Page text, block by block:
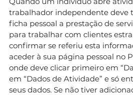
trabalhador independente deve
ficha pessoal a prestação de
para trabalhar com clientes
confirmar se referiu esta
aceder à sua página pessoal no
onde deve clicar primeiro em
em “Dados de Atividade” e só
seus dados. Se não tiver